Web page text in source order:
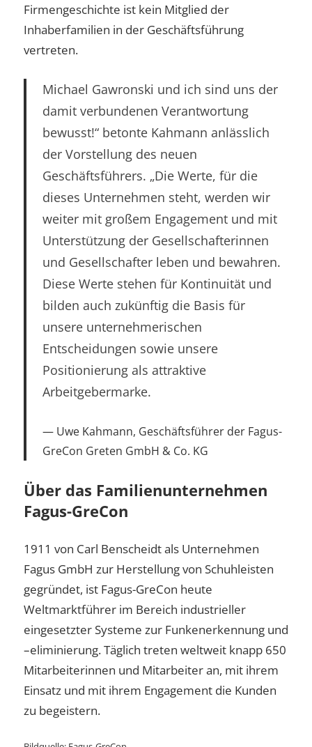
Firmengeschichte ist kein Mitglied der
Inhaberfamilien in der Geschäftsführung
vertreten.
Michael Gawronski und ich sind uns der
damit verbundenen Verantwortung
bewusst!“ betonte Kahmann anlässlich
der Vorstellung des neuen
Geschäftsführers. „Die Werte, für die
dieses Unternehmen steht, werden wir
weiter mit großem Engagement und mit
Unterstützung der Gesellschafterinnen
und Gesellschafter leben und bewahren.
Diese Werte stehen für Kontinuität und
bilden auch zukünftig die Basis für
unsere unternehmerischen
Entscheidungen sowie unsere
Positionierung als attraktive
Arbeitgebermarke.
Uwe Kahmann, Geschäftsführer der Fagus-
GreCon Greten GmbH & Co. KG
Über das Familienunternehmen
Fagus-GreCon
1911 von Carl Benscheidt als Unternehmen
Fagus GmbH zur Herstellung von Schuhleisten
gegründet, ist Fagus-GreCon heute
Weltmarktführer im Bereich industrieller
eingesetzter Systeme zur Funkenerkennung und
–eliminierung. Täglich treten weltweit knapp 650
Mitarbeiterinnen und Mitarbeiter an, mit ihrem
Einsatz und mit ihrem Engagement die Kunden
zu begeistern.